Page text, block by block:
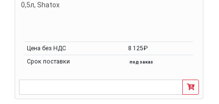
0,5л, Shatox
Цена без НДС
8 125₽
Срок поставки
под заказ